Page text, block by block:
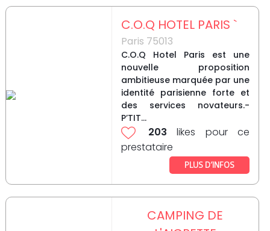
C.O.Q HOTEL PARIS `
Paris 75013
C.O.Q Hotel Paris est une
nouvelle proposition
ambitieuse marquée par une
identité parisienne forte et
des services novateurs.-
P’TIT...
203 likes pour ce
prestataire
PLUS D’INFOS
CAMPING DE